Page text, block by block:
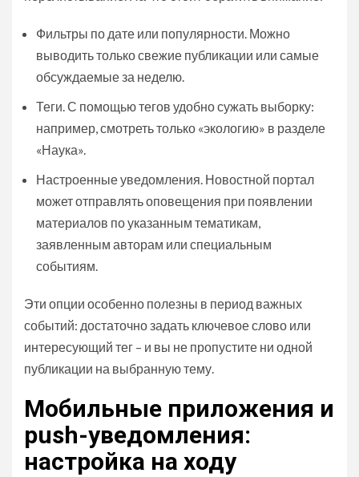
Фильтры по дате или популярности. Можно
выводить только свежие публикации или самые
обсуждаемые за неделю.
Теги. С помощью тегов удобно сужать выборку:
например, смотреть только «экологию» в разделе
«Наука».
Настроенные уведомления. Новостной портал
может отправлять оповещения при появлении
материалов по указанным тематикам,
заявленным авторам или специальным
событиям.
Эти опции особенно полезны в период важных
событий: достаточно задать ключевое слово или
интересующий тег – и вы не пропустите ни одной
публикации на выбранную тему.
Мобильные приложения и
push-уведомления:
настройка на ходу